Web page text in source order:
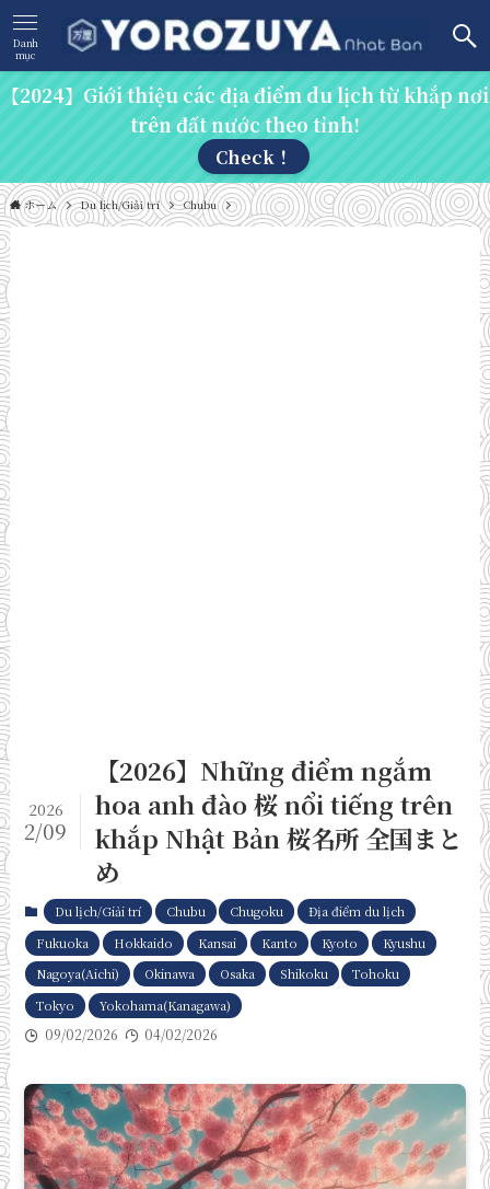
Danh
mục
【2024】Giới thiệu các địa điểm du lịch từ khắp nơi
trên đất nước theo tỉnh!
Check！
ホーム Du lịch/Giải trí Chubu
【2026】Những điểm ngắm
hoa anh đào 桜 nổi tiếng trên
khắp Nhật Bản 桜名所 全国まと
め
2026
2/09
Du lịch/Giải trí Chubu Chugoku
Địa điểm du lịch
Fukuoka
Hokkaido Kansai Kanto Kyoto
Kyushu
Nagoya(Aichi)
Okinawa Osaka Shikoku
Tohoku
Tokyo
Yokohama(Kanagawa)
09/02/2026 04/02/2026